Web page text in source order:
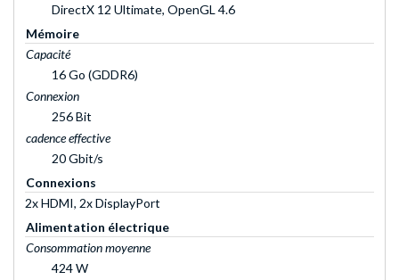
DirectX 12 Ultimate, OpenGL 4.6
Mémoire
Capacité
16 Go (GDDR6)
Connexion
256 Bit
cadence effective
20 Gbit/s
Connexions
2x HDMI, 2x DisplayPort
Alimentation électrique
Consommation moyenne
424 W